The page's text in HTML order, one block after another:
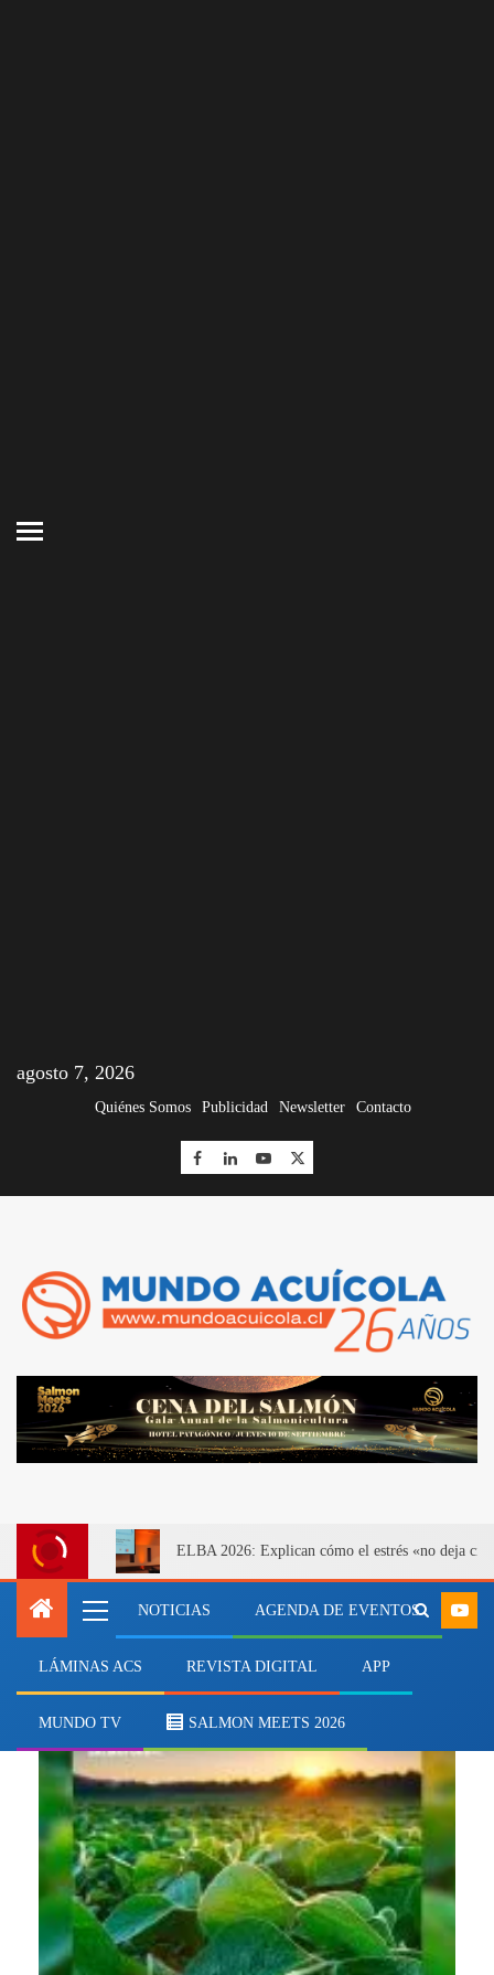
agosto 7, 2026
Quiénes Somos Publicidad Newsletter Contacto
ELBA 2026: Explican cómo el estrés «no deja
NOTICIAS AGENDA DE EVENTOS
LÁMINAS ACS REVISTA DIGITAL APP
MUNDO TV SALMON MEETS 2026
subproductos de soya